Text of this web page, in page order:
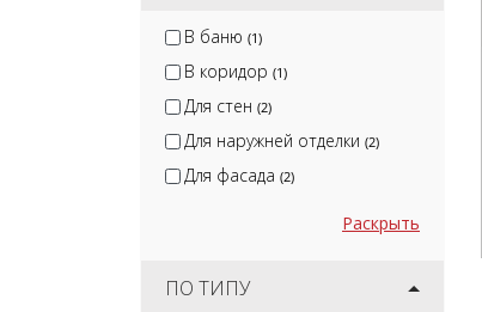
В баню (1)
В коридор (1)
Для стен (2)
Для наружней отделки (2)
Для фасада (2)
Раскрыть
ПО ТИПУ